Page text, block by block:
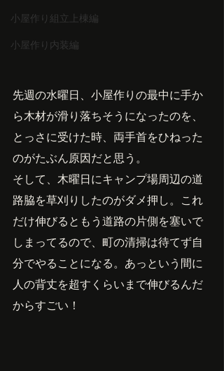
小屋作り組立上棟編
小屋作り内装編
先週の水曜日、小屋作りの最中に手か
ら木材が滑り落ちそうになったのを、
とっさに受けた時、両手首をひねった
のがたぶん原因だと思う。
そして、木曜日にキャンプ場周辺の道
路脇を草刈りしたのがダメ押し。これ
だけ伸びるともう道路の片側を塞いで
しまってるので、町の清掃は待てず自
分でやることになる。あっという間に
人の背丈を超すくらいまで伸びるんだ
からすごい！